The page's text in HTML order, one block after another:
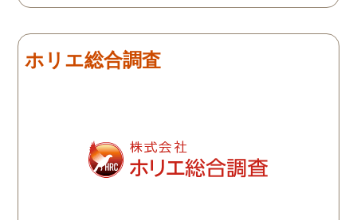
りました。 次回も是非
しろ最初の相談の段階が
ホリエ総合調査